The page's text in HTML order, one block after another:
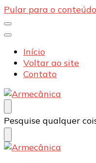
Pular para o conteúdo
Início
Voltar ao site
Contato
Armecânica
Blog
Procurando
algo?
Pesquise qualquer